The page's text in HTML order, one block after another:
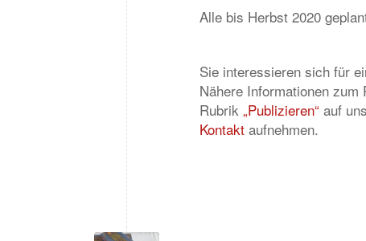
Alle bis Herbst 2020
Sie interessieren sich für
Nähere Informationen
Rubrik „Publizieren“ auf
Kontakt aufnehmen.